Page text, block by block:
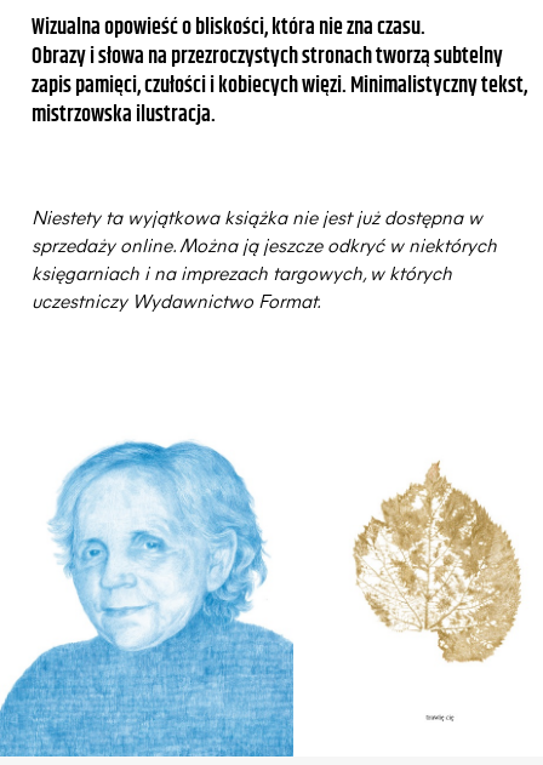
Wizualna opowieść o bliskości, która nie zna czasu.
Obrazy i słowa na przezroczystych stronach tworzą subtelny
zapis pamięci, czułości i kobiecych więzi. Minimalistyczny tekst,
mistrzowska ilustracja.
Niestety ta wyjątkowa książka nie jest już dostępna w
sprzedaży online. Można ją jeszcze odkryć w niektórych
księgarniach i na imprezach targowych, w których
uczestniczy Wydawnictwo Format.